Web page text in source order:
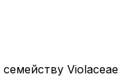
Violaceae